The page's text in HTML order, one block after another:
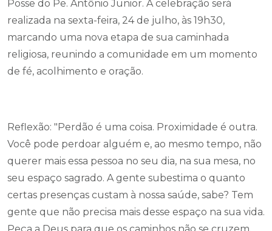
Posse do Pe. Antônio Junior. A celebração será
realizada na sexta-feira, 24 de julho, às 19h30,
marcando uma nova etapa de sua caminhada
religiosa, reunindo a comunidade em um momento
de fé, acolhimento e oração.
Reflexão: "Perdão é uma coisa. Proximidade é outra.
Você pode perdoar alguém e, ao mesmo tempo, não
querer mais essa pessoa no seu dia, na sua mesa, no
seu espaço sagrado. A gente subestima o quanto
certas presenças custam à nossa saúde, sabe? Tem
gente que não precisa mais desse espaço na sua vida.